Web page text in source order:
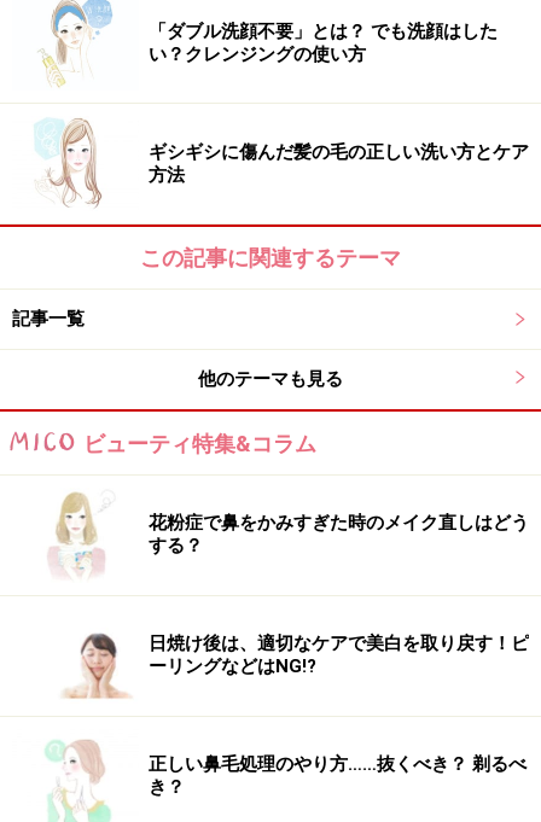
ライナー
速乾タイプでにじみづらく、ヴィヴィッドな濃密ライン
を長時間キープ。細筆なので繊細にラインが描けるフィ
ルムタイプのアイライナー。カルディナーレ ヴィヴィ
ッドスリムライナー01ストロングブラック 1260円／井
田ラボラトリーズ
山本浩未さん プロフィール
ティスト。取り入れやすいメイクテクが、幅広い年代の
女性に支持される秘密。
・ 公式Twitterはこちら>>
・公式Facebookはこちら>>
※記事内容は執筆時点のものです。最新の内容をご確認くださ
い。
※個人の体質、また、誤った方法による実践に起因して肌荒れや
不調を引き起こす場合があります。実践の際には、必ず自身の体
また、全ての方への有効性を保証するものではありません。
「ダブル洗顔不要」とは？ でも洗顔はした
い？クレンジングの使い方
ギシギシに傷んだ髪の毛の正しい洗い方とケア
方法
この記事に関連するテーマ
記事一覧
他のテーマも見る
ビューティ特集&コラム
花粉症で鼻をかみすぎた時のメイク直しはどう
する？
日焼け後は、適切なケアで美白を取り戻す！ピ
ーリングなどはNG!?
正しい鼻毛処理のやり方……抜くべき？ 剃るべ
き？